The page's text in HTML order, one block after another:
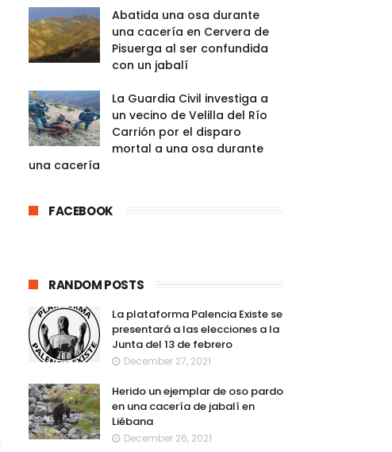
Abatida una osa durante
una cacería en Cervera de
Pisuerga al ser confundida
con un jabalí
La Guardia Civil investiga a
un vecino de Velilla del Río
Carrión por el disparo
mortal a una osa durante
una cacería
FACEBOOK
RANDOM POSTS
La plataforma Palencia Existe se
presentará a las elecciones a la
Junta del 13 de febrero
December 27, 2021
Herido un ejemplar de oso pardo
en una cacería de jabalí en
Liébana
December 26, 2021